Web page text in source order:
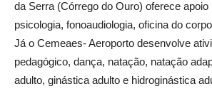
da Serra (Córrego do Ouro) oferece apoio
psicologia, fonoaudiologia, oficina do
Já o Cemeaes- Aeroporto desenvolve
pedagógico, dança, natação, natação
adulto, ginástica adulto e hidroginástica